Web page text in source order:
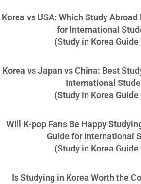
Korea vs USA: Which Study
for International
(Study in Korea
Korea vs Japan vs China: Best
International
(Study in Korea
Will K-pop Fans Be Happy
Guide for International
(Study in Korea
Is Studying in Korea Worth the